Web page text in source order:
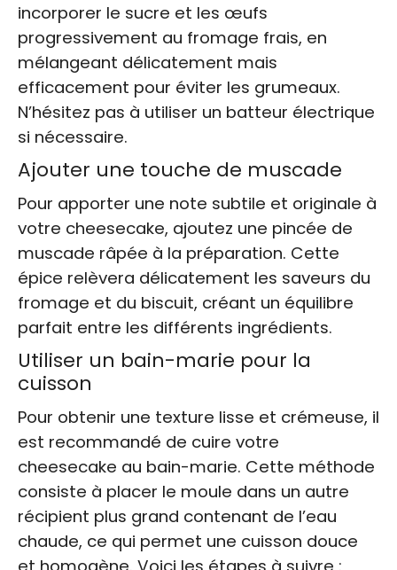
incorporer le sucre et les œufs
progressivement au fromage frais, en
mélangeant délicatement mais
efficacement pour éviter les grumeaux.
N’hésitez pas à utiliser un batteur électrique
si nécessaire.
Ajouter une touche de muscade
Pour apporter une note subtile et originale à
votre cheesecake, ajoutez une pincée de
muscade râpée à la préparation. Cette
épice relèvera délicatement les saveurs du
fromage et du biscuit, créant un équilibre
parfait entre les différents ingrédients.
Utiliser un bain-marie pour la
cuisson
Pour obtenir une texture lisse et crémeuse, il
est recommandé de cuire votre
cheesecake au bain-marie. Cette méthode
consiste à placer le moule dans un autre
récipient plus grand contenant de l’eau
chaude, ce qui permet une cuisson douce